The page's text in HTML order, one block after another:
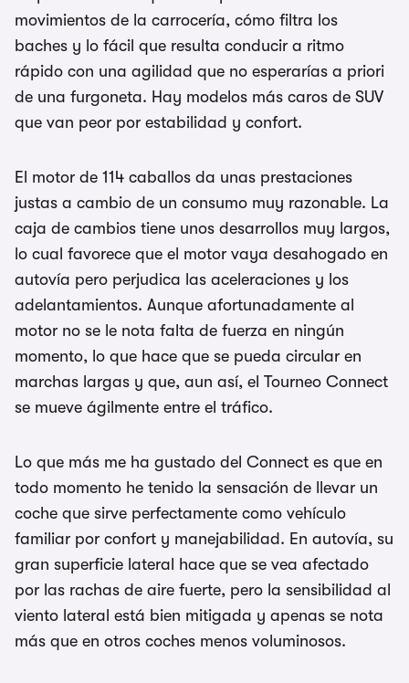
movimientos de la carrocería, cómo filtra los
baches y lo fácil que resulta conducir a ritmo
rápido con una agilidad que no esperarías a priori
de una furgoneta. Hay modelos más caros de SUV
que van peor por estabilidad y confort.
El motor de 114 caballos da unas prestaciones
justas a cambio de un consumo muy razonable. La
caja de cambios tiene unos desarrollos muy largos,
lo cual favorece que el motor vaya desahogado en
autovía pero perjudica las aceleraciones y los
adelantamientos. Aunque afortunadamente al
motor no se le nota falta de fuerza en ningún
momento, lo que hace que se pueda circular en
marchas largas y que, aun así, el Tourneo Connect
se mueve ágilmente entre el tráfico.
Lo que más me ha gustado del Connect es que en
todo momento he tenido la sensación de llevar un
coche que sirve perfectamente como vehículo
familiar por confort y manejabilidad. En autovía, su
gran superficie lateral hace que se vea afectado
por las rachas de aire fuerte, pero la sensibilidad al
viento lateral está bien mitigada y apenas se nota
más que en otros coches menos voluminosos.